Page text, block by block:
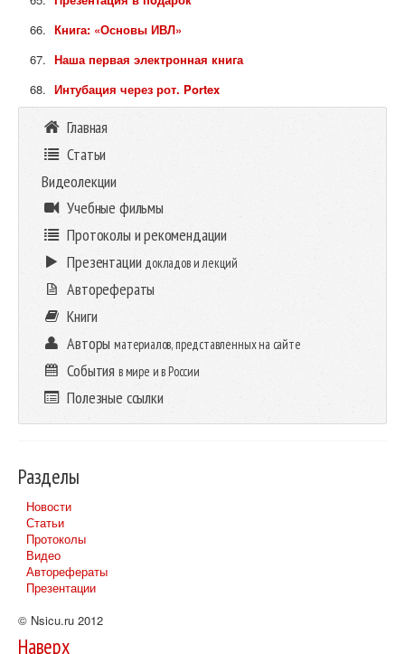
Книга: «Основы ИВЛ»
Наша первая электронная книга
Интубация через рот. Portex
Главная
Статьи
Видеолекции
Учебные фильмы
Протоколы и рекомендации
Презентации докладов и лекций
Авторефераты
Книги
Авторыматериалов, представленных на сайте
События в мире и в России
Полезные ссылки
Разделы
Новости
Статьи
Протоколы
Видео
Авторефераты
Презентации
© Nsicu.ru 2012
Наверх